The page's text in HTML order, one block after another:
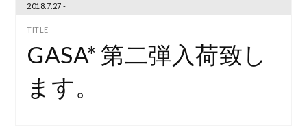
2018.7.27 -
GASA* 第二弾入荷致し
ます。